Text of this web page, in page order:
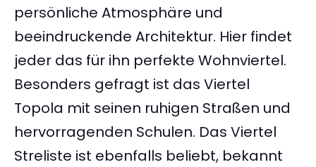
persönliche Atmosphäre und
beeindruckende Architektur. Hier findet
jeder das für ihn perfekte Wohnviertel.
Besonders gefragt ist das Viertel
Topola mit seinen ruhigen Straßen und
hervorragenden Schulen. Das Viertel
Streliste ist ebenfalls beliebt, bekannt